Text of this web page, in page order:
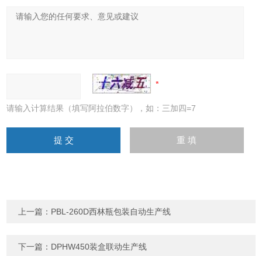
请输入计算结果（填写阿拉伯数字），如：三加四=7
上一篇： PBL-260D西林瓶包装自动生产线
下一篇： DPHW450装盒联动生产线